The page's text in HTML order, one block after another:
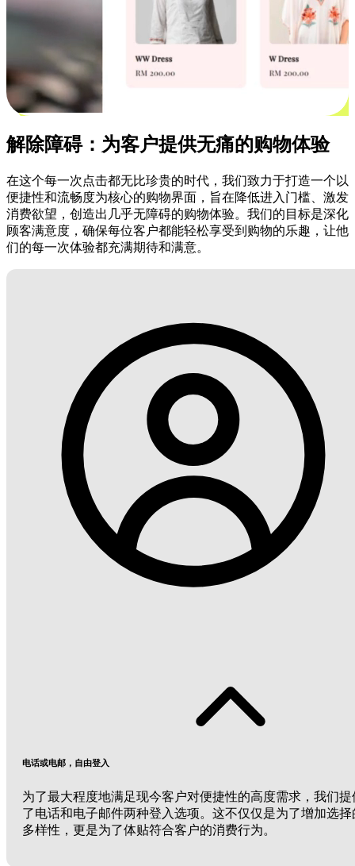
解除障碍：为客户提供无痛的购物体验
在这个每一次点击都无比珍贵的时代，我们致力于打造一个以
便捷性和流畅度为核心的购物界面，旨在降低进入门槛、激发
消费欲望，创造出几乎无障碍的购物体验。我们的目标是深化
顾客满意度，确保每位客户都能轻松享受到购物的乐趣，让他
们的每一次体验都充满期待和满意。
电话或电邮，自由登入
为了最大程度地满足现今客户对便捷性的高度需求，我们提
了电话和电子邮件两种登入选项。这不仅仅是为了增加选择
多样性，更是为了体贴符合客户的消费行为。